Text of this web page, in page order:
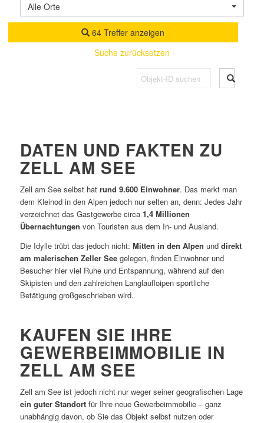
Alle Orte
64 Treffer anzeigen
Suche zurücksetzen
DATEN UND FAKTEN ZU
ZELL AM SEE
Zell am See selbst hat rund 9.600 Einwohner. Das merkt man
dem Kleinod in den Alpen jedoch nur selten an, denn: Jedes Jahr
verzeichnet das Gastgewerbe circa 1,4 Millionen
Übernachtungen von Touristen aus dem In- und Ausland.
Die Idylle trübt das jedoch nicht: Mitten in den Alpen und direkt
am malerischen Zeller Seegelegen, finden Einwohner und
Besucher hier viel Ruhe und Entspannung, während auf den
Skipisten und den zahlreichen Langlaufloipen sportliche
Betätigung großgeschrieben wird.
KAUFEN SIE IHRE
GEWERBEIMMOBILIE IN
ZELL AM SEE
Zell am See ist jedoch nicht nur weger seiner geografischen Lage
ein guter Standortfür Ihre neue Gewerbeimmobilie – ganz
unabhängig davon, ob Sie das Objekt selbst nutzen oder